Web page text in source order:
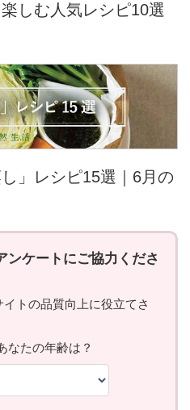
しむ人気レシピ10選
」レシピ15選｜6月の